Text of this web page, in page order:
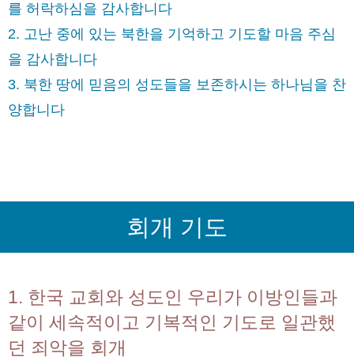
를 허락하심을 감사합니다
2. 고난 중에 있는 북한을 기억하고 기도할 마음 주심
을 감사합니다
3. 북한 땅에 믿음의 성도들을 보존하시는 하나님을 찬
양합니다
회개 기도
1. 한국 교회와 성도인 우리가 이방인들과
같이 세속적이고 기복적인 기도로 일관했
던 죄악을 회개